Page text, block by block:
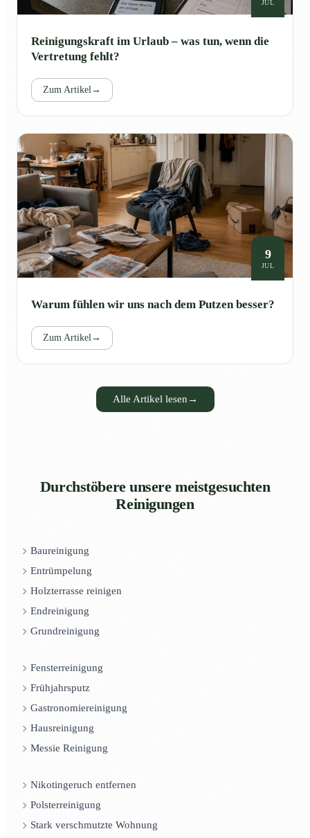
JUL
Reinigungskraft im Urlaub – was tun, wenn die
Vertretung fehlt?
Zum Artikel→
9
JUL
Warum fühlen wir uns nach dem Putzen besser?
Zum Artikel→
Alle Artikel lesen →
Durchstöbere unsere meistgesuchten
Reinigungen
Baureinigung
Entrümpelung
Holzterrasse reinigen
Endreinigung
Grundreinigung
Fensterreinigung
Frühjahrsputz
Gastronomiereinigung
Hausreinigung
Messie Reinigung
Nikotingeruch entfernen
Polsterreinigung
Stark verschmutzte Wohnung